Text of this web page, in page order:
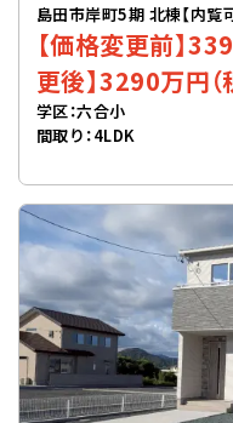
島田市岸町5期 北棟【内覧
【価格変更前】
更後】3290万円（
学区：六合小
間取り：4LDK